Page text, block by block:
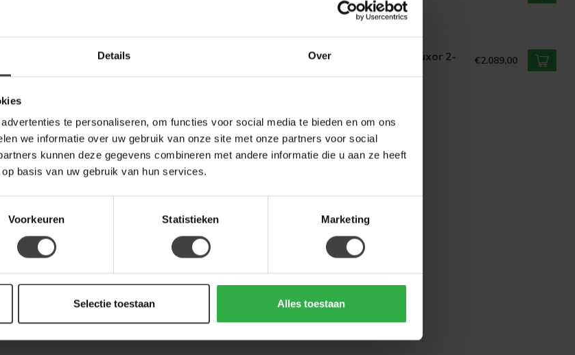
Details Over
te personaliseren, om functies voor social media te bieden en om ons
we informatie over uw gebruik van onze site met onze partners voor social
kunnen deze gegevens combineren met andere informatie die u aan ze heeft
basis van uw gebruik van hun services.
Voorkeuren Statistieken Marketing
Selectie toestaan Alles toestaan
Richmond Interiors TV-dressoir Luxor 2- €2.089,00